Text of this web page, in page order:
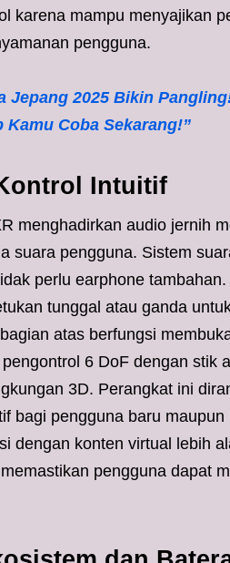
karena mampu menyajikan
pengguna.
Jepang 2025 Bikin
Coba Sekarang!”
Intuitif
menghadirkan audio jernih
suara pengguna. Sistem
perlu earphone
tunggal atau ganda
atas berfungsi
6 DoF dengan stik
3D. Perangkat ini
bagi pengguna baru
dengan konten virtual lebih
pengguna dapat